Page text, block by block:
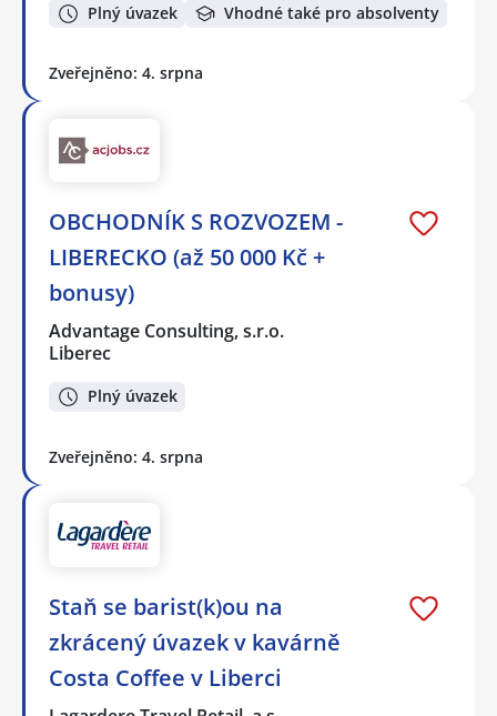
Plný úvazek Vhodné také pro absolventy
Zveřejněno: 4. srpna
OBCHODNÍK S ROZVOZEM -
LIBERECKO (až 50 000 Kč +
bonusy)
Advantage Consulting, s.r.o.
Liberec
Plný úvazek
Zveřejněno: 4. srpna
Staň se barist(k)ou na
zkrácený úvazek v kavárně
Costa Coffee v Liberci